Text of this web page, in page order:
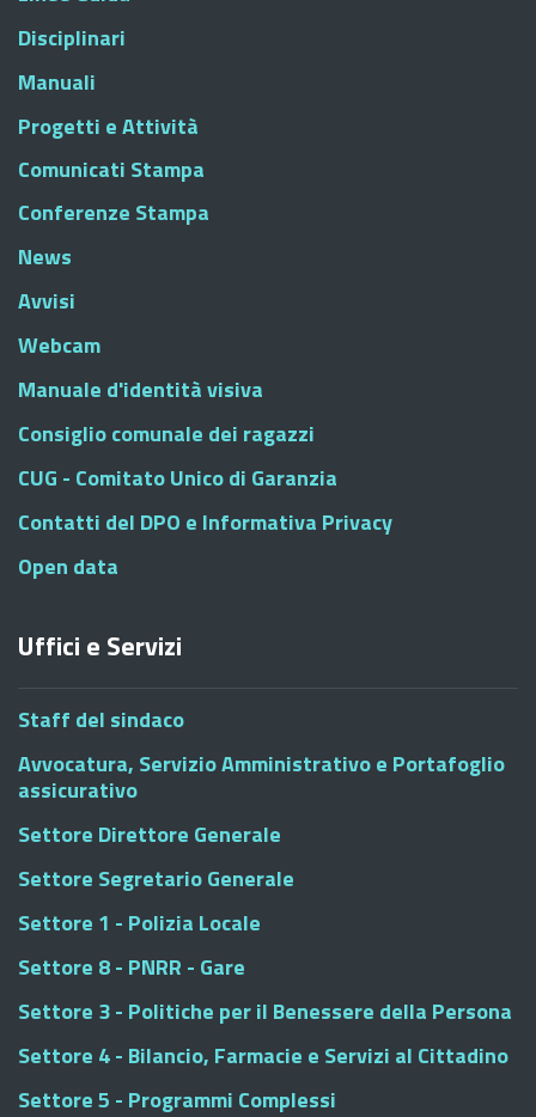
Disciplinari
Manuali
Progetti e Attività
Comunicati Stampa
Conferenze Stampa
News
Avvisi
Webcam
Manuale d'identità visiva
Consiglio comunale dei ragazzi
CUG - Comitato Unico di Garanzia
Contatti del DPO e Informativa Privacy
Open data
Uffici e Servizi
Staff del sindaco
Avvocatura, Servizio Amministrativo e Portafoglio
assicurativo
Settore Direttore Generale
Settore Segretario Generale
Settore 1 - Polizia Locale
Settore 8 - PNRR - Gare
Settore 3 - Politiche per il Benessere della Persona
Settore 4 - Bilancio, Farmacie e Servizi al Cittadino
Settore 5 - Programmi Complessi